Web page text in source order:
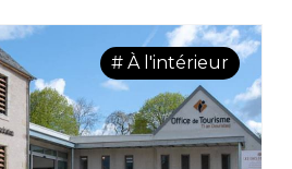
# À l'intérieur